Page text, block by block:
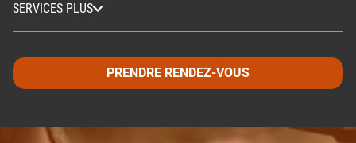
SERVICES PLUS
PRENDRE RENDEZ-VOUS